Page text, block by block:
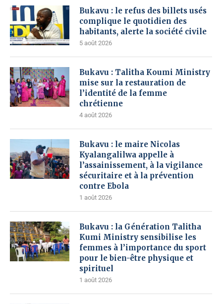
Bukavu : le refus des billets usés
complique le quotidien des
habitants, alerte la société civile
5 août 2026
Bukavu : Talitha Koumi Ministry
mise sur la restauration de
l’identité de la femme
chrétienne
4 août 2026
Bukavu : le maire Nicolas
Kyalangalilwa appelle à
l’assainissement, à la vigilance
sécuritaire et à la prévention
contre Ebola
1 août 2026
Bukavu : la Génération Talitha
Kumi Ministry sensibilise les
femmes à l’importance du sport
pour le bien-être physique et
spirituel
1 août 2026